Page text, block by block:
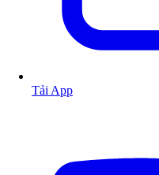
Tải App